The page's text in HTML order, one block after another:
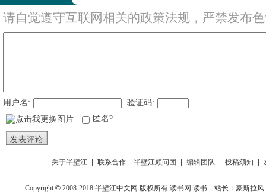
请自觉遵守互联网相关的政策法规，严禁发布
用户名:
验证码:
匿名?
发表评论
关于半壁江 联系合作 半壁江顾问团 编辑团队 投稿须知
Copyright © 2008-2018半壁江中文网 版权所有读书网 读书
站长：豪斯拉风